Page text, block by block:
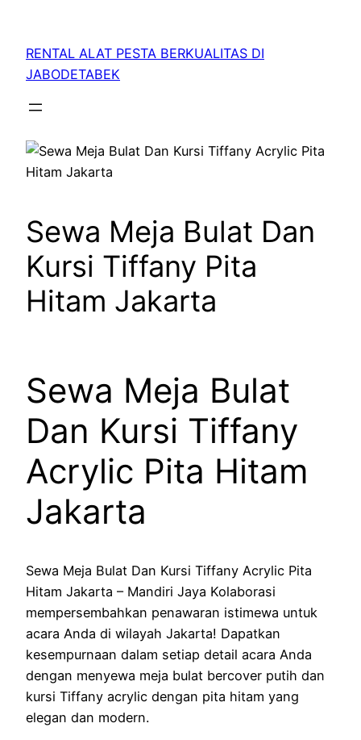
RENTAL ALAT PESTA BERKUALITAS DI
JABODETABEK
Sewa Meja Bulat Dan
Kursi Tiffany Pita
Hitam Jakarta
Sewa Meja Bulat
Dan Kursi Tiffany
Acrylic Pita Hitam
Jakarta
Sewa Meja Bulat Dan Kursi Tiffany Acrylic Pita
Hitam Jakarta – Mandiri Jaya Kolaborasi
mempersembahkan penawaran istimewa untuk
acara Anda di wilayah Jakarta! Dapatkan
kesempurnaan dalam setiap detail acara Anda
dengan menyewa meja bulat bercover putih dan
kursi Tiffany acrylic dengan pita hitam yang
elegan dan modern.